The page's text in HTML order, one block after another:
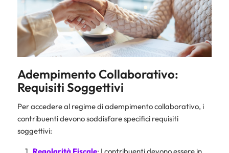
Adempimento Collaborativo:
Requisiti Soggettivi
Per accedere al regime di adempimento collaborativo, i
contribuenti devono soddisfare specifici requisiti
soggettivi: